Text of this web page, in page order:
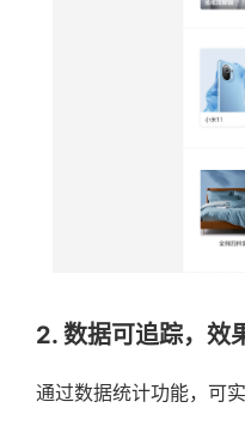
2. 数据可追踪，效
通过数据统计功能，可